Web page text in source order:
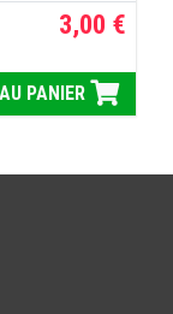
3,00 €
PANIER